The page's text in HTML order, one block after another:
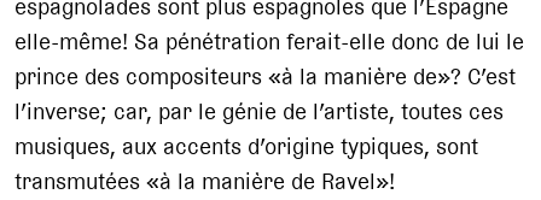
elle-même! Sa pénétration ferait-elle donc de lui le
prince des compositeurs «à la manière de»? C’est
l’inverse; car, par le génie de l’artiste, toutes ces
musiques, aux accents d’origine typiques, sont
transmutées «à la manière de Ravel»!